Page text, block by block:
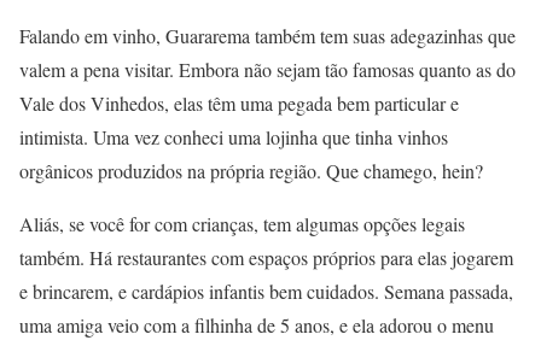
Falando em vinho, Guararema também tem suas adegazinhas que
valem a pena visitar. Embora não sejam tão famosas quanto as do
Vale dos Vinhedos, elas têm uma pegada bem particular e
intimista. Uma vez conheci uma lojinha que tinha vinhos
orgânicos produzidos na própria região. Que chamego, hein?
Aliás, se você for com crianças, tem algumas opções legais
também. Há restaurantes com espaços próprios para elas jogarem
e brincarem, e cardápios infantis bem cuidados. Semana passada,
uma amiga veio com a filhinha de 5 anos, e ela adorou o menu